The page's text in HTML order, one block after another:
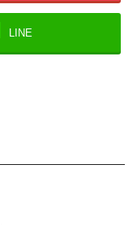
LINE